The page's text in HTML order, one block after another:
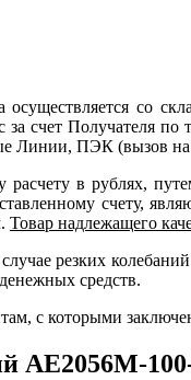
со
за счет Получателя
Линии, ПЭК (вызов
расчету в рублях,
счету,
Товар надлежащего
резких
средств.
с которыми
АЕ2056М-